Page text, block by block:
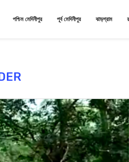
পশ্চিম মেদিনীপুর পূর্ব মেদিনীপুর ঝাড়গ্রাম